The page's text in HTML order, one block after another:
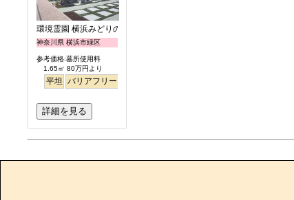
環境霊園 横浜みどりの森
神奈川県 横浜市緑区
参考価格:墓所使用料
1.65㎡ 80万円より
平坦 バリアフリー
詳細を見る